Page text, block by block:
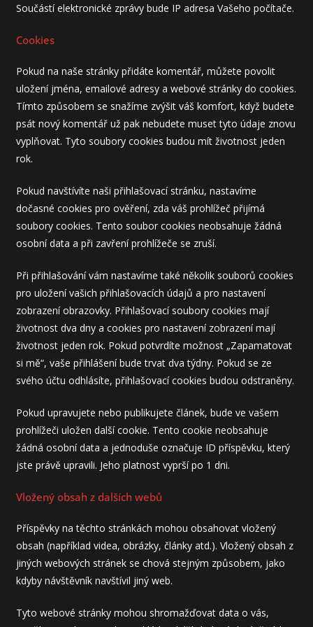
Součástí elektronické zprávy bude IP adresa Vašeho počítače.
Cookies
Pokud na naše stránky přidáte komentář, můžete povolit
uložení jména, emailové adresy a webové stránky do cookies.
Tímto způsobem se snažíme zvýšit váš komfort, když budete
psát nový komentář už pak nebudete muset tyto údaje znovu
vyplňovat. Tyto soubory cookies budou mít životnost jeden
rok.
Pokud navštívíte naši přihlašovací stránku, nastavíme
dočasné cookies pro ověření, zda váš prohlížeč přijímá
soubory cookies. Tento soubor cookies neobsahuje žádná
osobní data a při zavření prohlížeče se zruší.
Při přihlašování vám nastavíme také několik souborů cookies
pro uložení vašich přihlašovacích údajů a pro nastavení
zobrazení obrazovky. Přihlašovací soubory cookies mají
životnost dva dny a cookies pro nastavení zobrazení mají
životnost jeden rok. Pokud potvrdíte možnost „Zapamatovat
si mě“, vaše přihlášení bude trvat dva týdny. Pokud se ze
svého účtu odhlásíte, přihlašovací cookies budou odstraněny.
Pokud upravujete nebo publikujete článek, bude ve vašem
prohlížeči uložen další cookie. Tento cookie neobsahuje
žádná osobní data a jednoduše označuje ID příspěvku, který
jste právě upravili. Jeho platnost vyprší po 1 dni.
Vložený obsah z dalších webů
Příspěvky na těchto stránkách mohou obsahovat vložený
obsah (například videa, obrázky, články atd.). Vložený obsah z
jiných webových stránek se chová stejným způsobem, jako
kdyby návštěvník navštívil jiný web.
Tyto webové stránky mohou shromažďovat data o vás,